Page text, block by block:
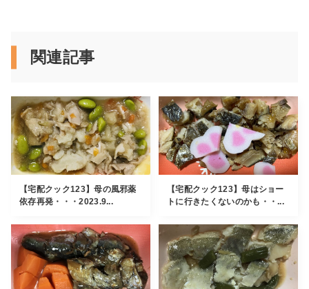
関連記事
【宅配クック123】母の風邪薬
依存再発・・・2023.9...
【宅配クック123】母はショー
トに行きたくないのかも・・...